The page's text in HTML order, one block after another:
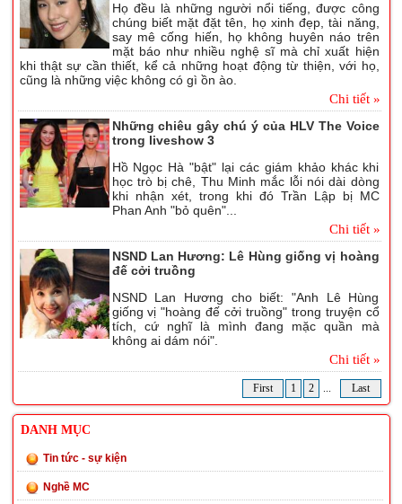
Họ đều là những người nổi tiếng, được công
chúng biết mặt đặt tên, họ xinh đẹp, tài năng,
say mê cống hiến, họ không huyên náo trên
mặt báo như nhiều nghệ sĩ mà chỉ xuất hiện
khi thật sự cần thiết, kể cả những hoạt động từ thiện, với họ,
cũng là những việc không có gì ồn ào.
Chi tiết »
Những chiêu gây chú ý của HLV The Voice
trong liveshow 3
Hồ Ngọc Hà "bật" lại các giám khảo khác khi
học trò bị chê, Thu Minh mắc lỗi nói dài dòng
khi nhận xét, trong khi đó Trần Lập bị MC
Phan Anh "bỏ quên"...
Chi tiết »
NSND Lan Hương: Lê Hùng giống vị hoàng
đế cởi truồng
NSND Lan Hương cho biết: "Anh Lê Hùng
giống vị "hoàng đế cởi truồng" trong truyện cổ
tích, cứ nghĩ là mình đang mặc quần mà
không ai dám nói".
Chi tiết »
First 1 2 ... Last
DANH MỤC
Tin tức - sự kiện
Nghề MC